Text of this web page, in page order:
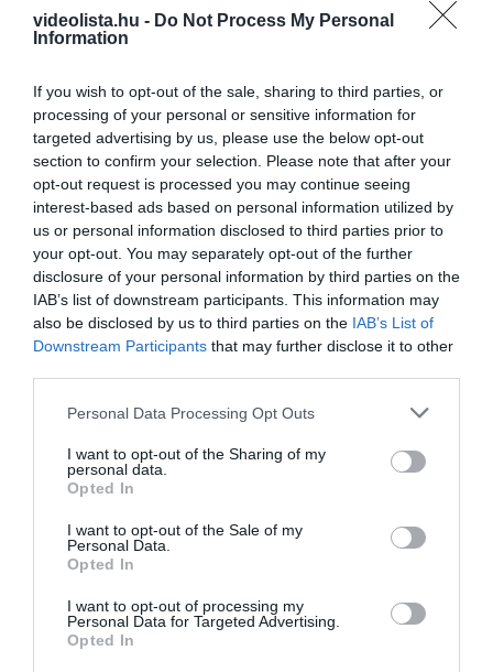
videolista.hu - Do Not Process My Personal
Information
If you wish to opt-out of the sale, sharing to third parties, or
processing of your personal or sensitive information for
targeted advertising by us, please use the below opt-out
section to confirm your selection. Please note that after your
opt-out request is processed you may continue seeing
interest-based ads based on personal information utilized by
us or personal information disclosed to third parties prior to
your opt-out. You may separately opt-out of the further
disclosure of your personal information by third parties on the
IAB’s list of downstream participants. This information may
also be disclosed by us to third parties on the IAB’s List of
Downstream Participants that may further disclose it to other
Please note that this website/app uses one or more Google
not limited to your visit or usage behaviour. You may click to
grant or deny consent to Google and its third-party tags to
use your data for below specified purposes in below Google
consent section.
Personal Data Processing Opt Outs
I want to opt-out of the Sharing of my
personal data.
Opted In
I want to opt-out of the Sale of my
Personal Data.
Opted In
I want to opt-out of processing my
Personal Data for Targeted Advertising.
Opted In
5 Hidden Signs You Have Worms Inside Your
Body
More
493 159 332
Fungus Dries Up And Falls Off After The First